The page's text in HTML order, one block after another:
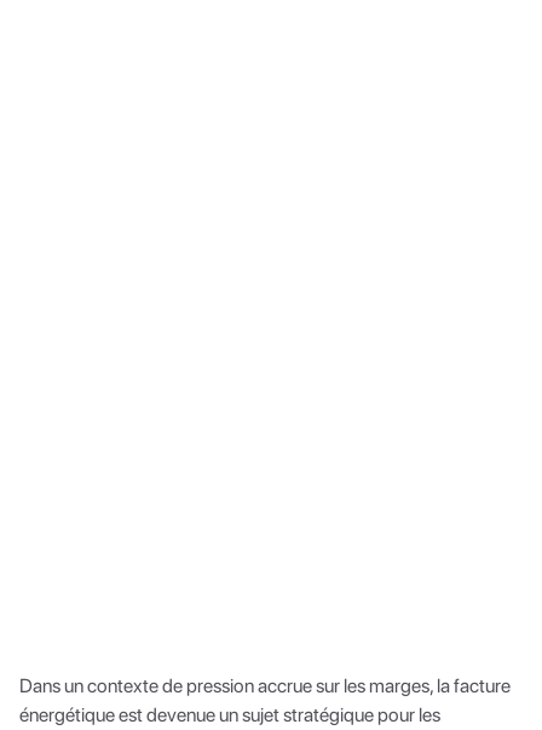
Dans un contexte de pression accrue sur les marges, la facture
énergétique est devenue un sujet stratégique pour les